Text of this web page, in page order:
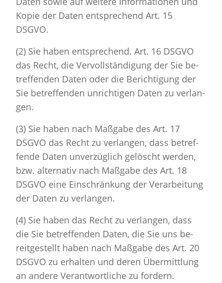
Kopie der Daten ent­spre­chend Art. 15
DSGVO.
(2) Sie haben ent­spre­chend. Art. 16 DSGVO
das Recht, die Ver­voll­stän­di­gung der Sie be­
tref­fen­den Daten oder die Be­rich­ti­gung der
Sie be­tref­fen­den un­rich­ti­gen Daten zu ver­lan­
gen.
(3) Sie haben nach Maß­ga­be des Art. 17
DSGVO das Recht zu ver­lan­gen, dass be­tref­
fen­de Daten un­ver­züg­lich ge­löscht wer­den,
bzw. al­ter­na­tiv nach Maß­ga­be des Art. 18
DSGVO eine Ein­schrän­kung der Ver­ar­bei­tung
der Daten zu ver­lan­gen.
(4) Sie haben das Recht zu ver­lan­gen, dass
die Sie be­tref­fen­den Daten, die Sie uns be­
reit­ge­stellt haben nach Maß­ga­be des Art. 20
DSGVO zu er­hal­ten und deren Über­mitt­lung
an an­de­re Ver­ant­wort­li­che zu for­dern.